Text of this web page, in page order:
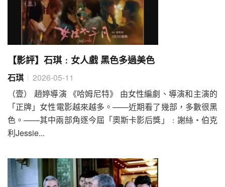
【影評】石琪﹕女人戲 黑色多過美色
石琪
2026-05-11
（壹） 趙婷導演 《哈姆尼特》 由女性編劇、導演和主演的
「正牌」女性電影越來越多。——近期看了幾部，多數很黑
色。——其中兩部角逐今屆「奧斯卡影后獎」﹕謝絲‧伯克
利Jessie...